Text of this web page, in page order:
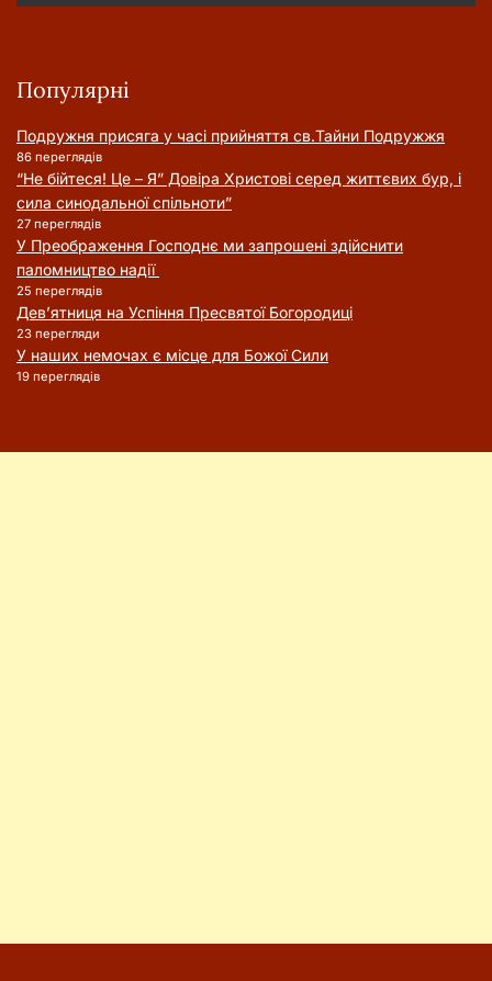
Популярні
Подружня присягa у часі прийняття cв.Тайни Подружжя
86 переглядів
“Не бійтеся! Це – Я” Довіра Христові серед життєвих бур, і
сила синодальної спільноти”
27 переглядів
У Преображення Господнє ми запрошені здійснити
паломництво надії
25 переглядів
Дев’ятниця на Успіння Пресвятої Богородиці
23 перегляди
У наших немочах є місце для Божої Сили
19 переглядів